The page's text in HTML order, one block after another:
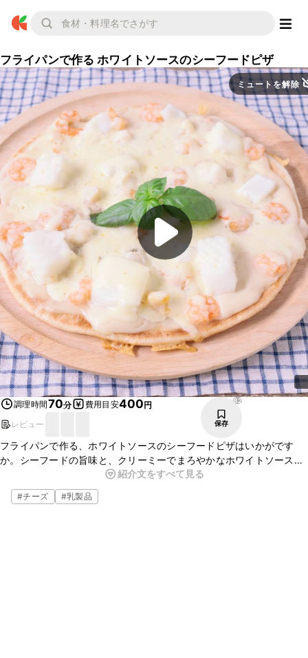
フライパンで作る ホワイトソースのシーフードピザ
ミュートを解除
調理時間70分 費用目安400円
レビュー
82
保存
フライパンで作る、ホワイトソースのシーフードピザはいかがです
か。シーフードの旨味と、クリーミーでまろやかなホワイトソース
が、カリカリの生地とよく合いおいしいですよ。フライパンだと手軽
に作れるので、ぜひお試しください。
紹介文をすべて見る
#チーズ #乳製品